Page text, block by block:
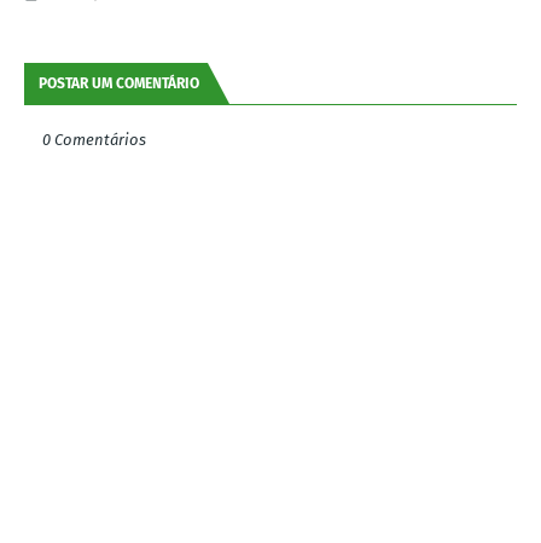
POSTAR UM COMENTÁRIO
0 Comentários